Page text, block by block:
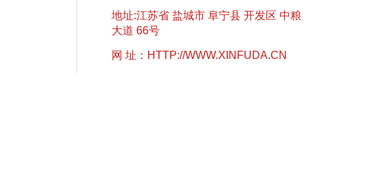
地址:江苏省 盐城市 阜宁县 开发区 中粮
大道 66号
网 址： HTTP://WWW.XINFUDA.CN